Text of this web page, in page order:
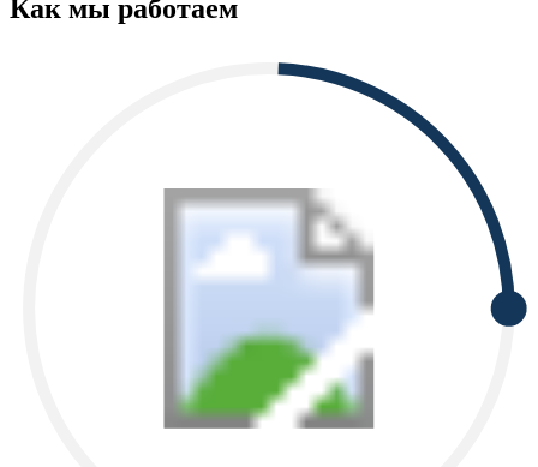
Как мы работаем